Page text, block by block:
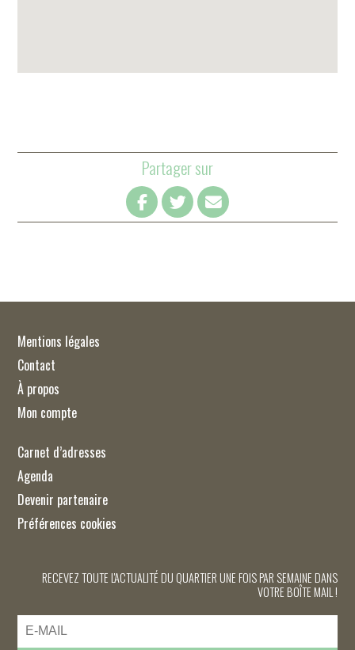
Partager sur
Mentions légales
Contact
À propos
Mon compte
Carnet d’adresses
Agenda
Devenir partenaire
Préférences cookies
RECEVEZ TOUTE L'ACTUALITÉ DU QUARTIER UNE FOIS PAR SEMAINE DANS
VOTRE BOÎTE MAIL !